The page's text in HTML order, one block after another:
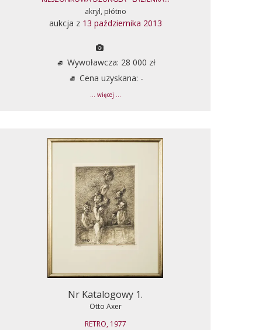
akryl, płótno
aukcja z 13 października 2013
Wywoławcza: 28 000 zł
Cena uzyskana: -
... więcej ...
Nr Katalogowy 1.
Otto Axer
RETRO, 1977